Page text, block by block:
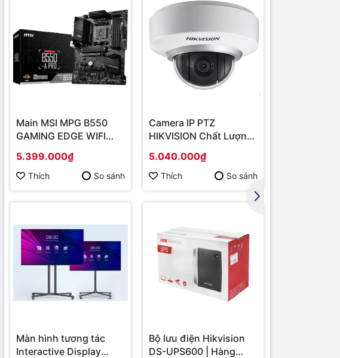
Main MSI MPG B550
GAMING EDGE WIFI
Socket AM4/ VGA
onboard)
5.399.000₫
Thích So sánh
Camera IP PTZ
HIKVISION Chất Lượng
5.040.000₫
Thích So sánh
Màn hình tương tác
Interactive Display
Bộ lưu điện Hikvision
DS-UPS600 | Hàng